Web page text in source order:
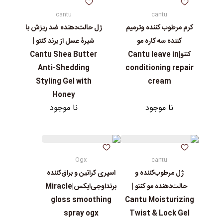
cantu
کرم مرطوب کننده وترمیم
کننده سه کاره مو
کنتو|Cantu leave in
conditioning repair
cream
نا موجود
cantu
ژل حالت‌دهنده ضد ‌ریزش با
شیرۀ عسل از برند کنتو |
Cantu Shea Butter
Anti-Shedding
Styling Gel with
Honey
نا موجود
cantu
ژل مرطوب‌کننده و
حالت‌دهنده مو کنتو |
Cantu Moisturizing
Twist & Lock Gel
Ogx
اسپری کراتین و براق‌کننده
برنداوجی‌ایکس|Miracle
gloss smoothing
spray ogx